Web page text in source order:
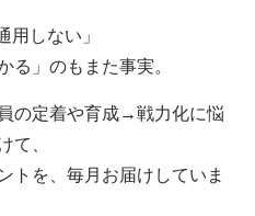
用しない」
る」のもまた事実。
の定着や育成→戦力化に悩
て、
トを、毎月お届けしていま